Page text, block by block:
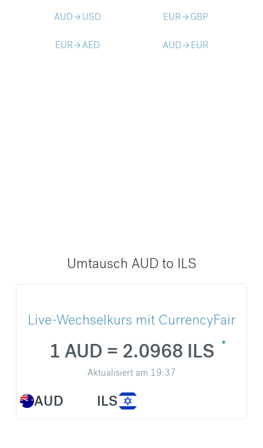
AUDarrow_forward USD EURarrow_forward GBP
EURarrow_forwardAED AUDarrow_forward EUR
Umtausch AUD to ILS
Live-Wechselkurs mit CurrencyFair
AUD
1 AUD = 2.0968 ILS
Aktualisiert am 19:37
ILS